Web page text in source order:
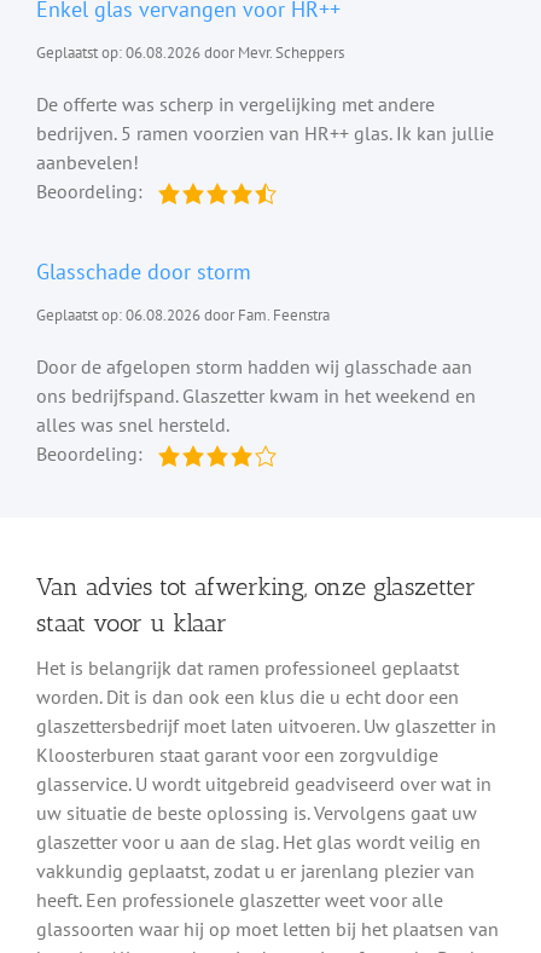
Enkel glas vervangen voor HR++
Geplaatst op: 06.08.2026 door Mevr. Scheppers
De offerte was scherp in vergelijking met andere
bedrijven. 5 ramen voorzien van HR++ glas. Ik kan jullie
aanbevelen!
Beoordeling:
Glasschade door storm
Geplaatst op: 06.08.2026 door Fam. Feenstra
Door de afgelopen storm hadden wij glasschade aan
ons bedrijfspand. Glaszetter kwam in het weekend en
alles was snel hersteld.
Beoordeling:
Van advies tot afwerking, onze glaszetter
staat voor u klaar
Het is belangrijk dat ramen professioneel geplaatst
worden. Dit is dan ook een klus die u echt door een
glaszettersbedrijf moet laten uitvoeren. Uw glaszetter in
Kloosterburen staat garant voor een zorgvuldige
glasservice. U wordt uitgebreid geadviseerd over wat in
uw situatie de beste oplossing is. Vervolgens gaat uw
glaszetter voor u aan de slag. Het glas wordt veilig en
vakkundig geplaatst, zodat u er jarenlang plezier van
heeft. Een professionele glaszetter weet voor alle
glassoorten waar hij op moet letten bij het plaatsen van